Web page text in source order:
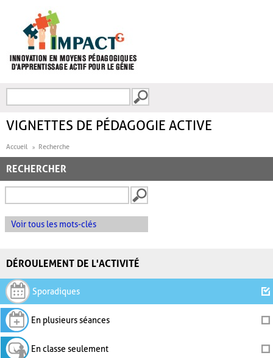
FORMULAIRE DE
VIGNETTES DE PÉDAGOGIE ACTIVE
Accueil Recherche
RECHERCHER
Voir tous les mots-clés
DÉROULEMENT DE L'ACTIVITÉ
Sporadiques
En plusieurs séances
En classe seulement